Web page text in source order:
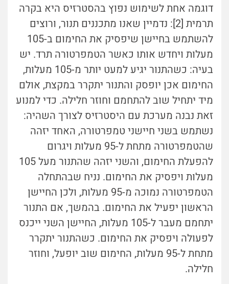
דוגמה אחת לשימוש נפוץ בהסטרזיס היא בקרה
תרמית [2]: נדמיין שאנו מתכננים תנור, ורוצים
להשתמש בחיישן שיפסיק את החימום ב-105
מעלות ויחדש אותו כאשר הטמפרטורה תרד. יש
בעיה: כשהתנור יגיע למעט יותר מ-105 מעלות,
החימום אכן יופסק והתנור יתקרר במקצת, אולם
מיד יתחיל שוב להתחמם וחוזר חלילה. כדי למנוע
זאת נבנה מערכת עם היסטרזיס לצורך השהיה:
נשתמש בשני חיישני טמפרטורה, האחד יזהה
שהטמפרטורה מתחת ל-95 מעלות ויגרום
להפעלת החימום, והשני יזהה שהתנור מעל 105
מעלות ויפסיק את החימום. נניח שבהתחלה
הטמפרטורה נמוכה מ-95 מעלות, ולכן החיישן
הראשון יפעיל את החימום. בהמשך, אם התנור
יתחמם מעבר ל-105 מעלות, החיישן השני ייכנס
לפעולה ויפסיק את החימום. כשהתנור יתקרר
מתחת ל-95 מעלות, החימום שוב יופעל, וחוזר
חלילה.